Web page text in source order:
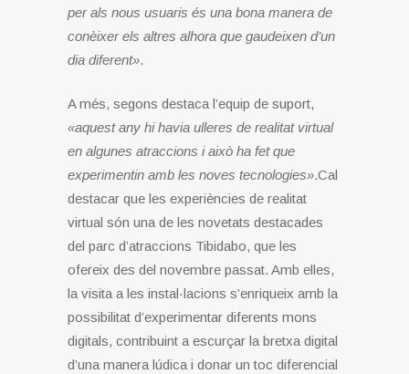
per als nous usuaris és una bona manera de
conèixer els altres alhora que gaudeixen d’un
dia diferent».
A més, segons destaca l’equip de suport,
«aquest any hi havia ulleres de realitat virtual
en algunes atraccions i això ha fet que
experimentin amb les noves tecnologies».Cal
destacar que les experiències de realitat
virtual són una de les novetats destacades
del parc d’atraccions Tibidabo, que les
ofereix des del novembre passat. Amb elles,
la visita a les instal·lacions s’enriqueix amb la
possibilitat d’experimentar diferents mons
digitals, contribuint a escurçar la bretxa digital
d’una manera lúdica i donar un toc diferencial